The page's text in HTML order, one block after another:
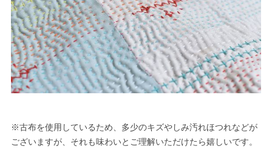
※古布を使用しているため、多少のキズやしみ汚れほつれなどが
ございますが、それも味わいとご理解いただけたら嬉しいです。